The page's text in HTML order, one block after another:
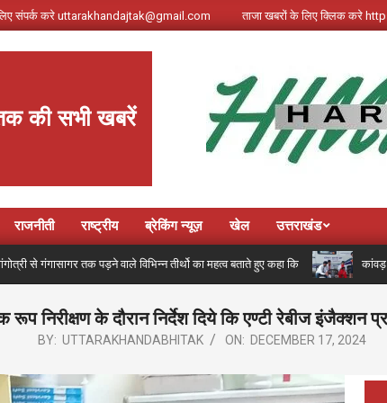
संपर्क करे uttarakhandajtak@gmail.com ताजा खबरों के लिए क्लिक करे
की सभी खबरें
राजनीती राष्ट्रीय ब्रेकिंग न्यूज़ खेल उत्तराखंड
पड़ने वाले विभिन्न तीर्थो का महत्व बताते हुए कहा कि कांवड़ मेले में मील का
रूप निरीक्षण के दौरान निर्देश दिये कि एण्टी रेबीज इंजैक्शन
BY: UTTARAKHANDABHITAK ON: DECEMBER 17, 2024